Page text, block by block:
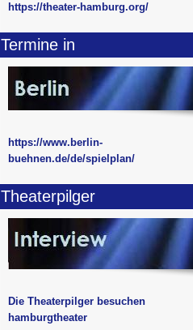
https://theater-hamburg.org/
Termine in
https://www.berlin-
buehnen.de/de/spielplan/
Theaterpilger
Die Theaterpilger besuchen
hamburgtheater